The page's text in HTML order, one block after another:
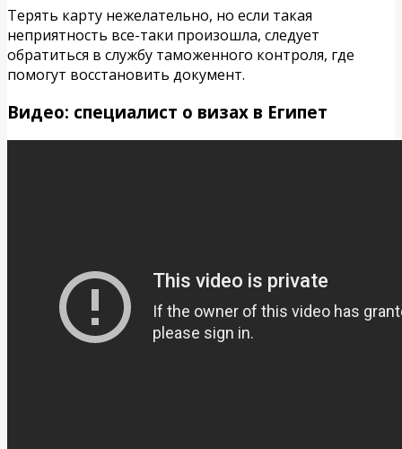
Терять карту нежелательно, но если такая
неприятность все-таки произошла, следует
обратиться в службу таможенного контроля, где
помогут восстановить документ.
Видео: специалист о визах в Египет